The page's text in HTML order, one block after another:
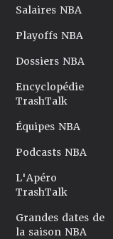
Salaires NBA
Playoffs NBA
Dossiers NBA
Encyclopédie
TrashTalk
Équipes NBA
Podcasts NBA
L'Apéro
TrashTalk
Grandes dates de
la saison NBA